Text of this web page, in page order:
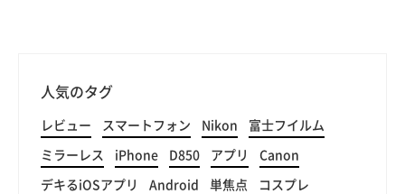
人気のタグ
レビュー スマートフォン Nikon 富士フイルム
ミラーレス iPhone D850 アプリ Canon
デキるiOSアプリ Android 単焦点 コスプレ